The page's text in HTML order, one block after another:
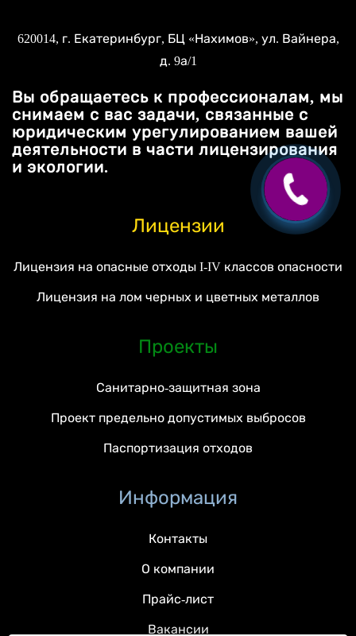
620014, г. Екатеринбург, БЦ «Нахимов», ул. Вайнера,
д. 9а/1
Вы обращаетесь к профессионалам, мы
снимаем с вас задачи, связанные с
юридическим урегулированием вашей
деятельности в части лицензирования
и экологии.
Лицензии
Лицензия на опасные отходы I-IV классов опасности
Лицензия на лом черных и цветных металлов
Проекты
Санитарно-защитная зона
Проект предельно допустимых выбросов
Паспортизация отходов
Информация
Контакты
О компании
Прайс-лист
Вакансии